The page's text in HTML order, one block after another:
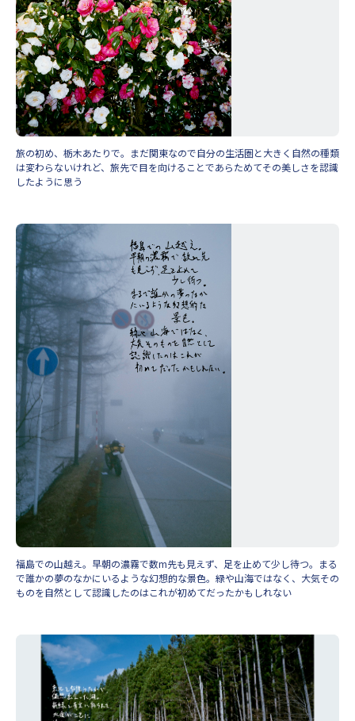
旅の初め、栃木あたりで。まだ関東なので自分の生活圏と大きく自然の種類
は変わらないけれど、旅先で目を向けることであらためてその美しさを認識
したように思う
福島での山越え。早朝の濃霧で数m先も見えず、足を止めて少し待つ。まる
で誰かの夢のなかにいるような幻想的な景色。緑や山海ではなく、大気その
ものを自然として認識したのはこれが初めてだったかもしれない